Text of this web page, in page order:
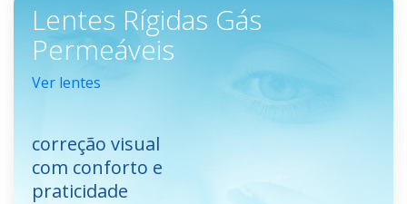
Lentes Rígidas Gás
Permeáveis
correção visual
com conforto e
praticidade
Ver lentes